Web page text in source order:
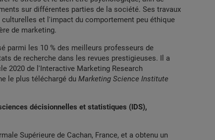
sur différentes parties de la société. Ses travaux
et l'impact du comportement peu éthique
de marketing.
parmi les 10 % des meilleurs professeurs de
de recherche dans les revues prestigieuses. Il a
2020 de l'Interactive Marketing Research
le plus téléchargé du Marketing Science Institute
décisionnelles et statistiques (IDS),
Supérieure de Cachan, France, et a obtenu un